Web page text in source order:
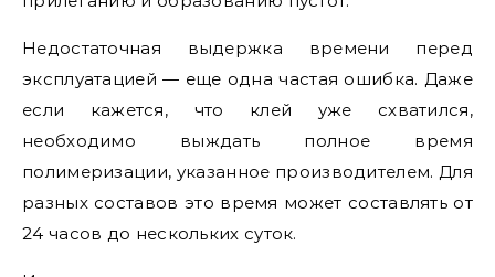
Недостаточная выдержка времени перед
эксплуатацией — еще одна частая ошибка. Даже
если кажется, что клей уже схватился,
необходимо выждать полное время
полимеризации, указанное производителем. Для
разных составов это время может составлять от
24 часов до нескольких суток.